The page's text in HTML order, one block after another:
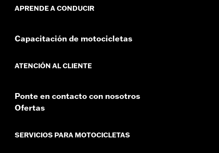
APRENDE A CONDUCIR
Capacitación de motocicletas
ATENCIÓN AL CLIENTE
Ponte en contacto con nosotros
Ofertas
SERVICIOS PARA MOTOCICLETAS